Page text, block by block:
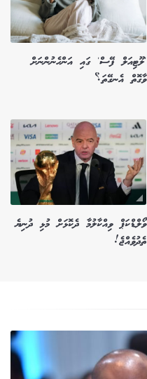
'ލޫޓިއަލް ފޭސް' ގައި އަންހެނުންނަށް
ވާގޮތް އެނގޭތަ؟
ވޯލްޑްކަޕް ވިއްކާލުމާ ދެކޮޅަށް މުޅި ދުނިޔެ
ތެދުވެއްޖެ!